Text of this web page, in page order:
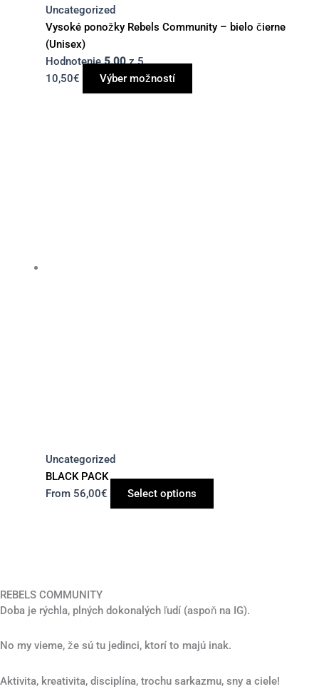
Uncategorized
Vysoké ponožky Rebels Community – bielo čierne
(Unisex)
Hodnotenie5.00z 5
10,50€ Výber možností
Uncategorized
BLACK PACK
From 56,00€ Select options
REBELS COMMUNITY
Doba je rýchla, plných dokonalých ľudí (aspoň na IG).
No my vieme, že sú tu jedinci, ktorí to majú inak.
Aktivita, kreativita, disciplína, trochu sarkazmu, sny a ciele!